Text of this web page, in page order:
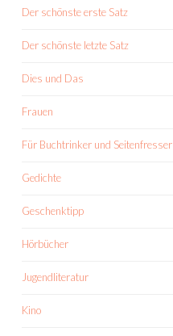
Der schönste erste Satz
Der schönste letzte Satz
Dies und Das
Frauen
Für Buchtrinker und Seitenfresser
Gedichte
Geschenktipp
Hörbücher
Jugendliteratur
Kino